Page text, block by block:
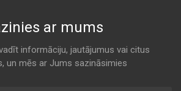
ar mums
informāciju, jautājumus vai citus
un mēs ar Jums sazināsimies